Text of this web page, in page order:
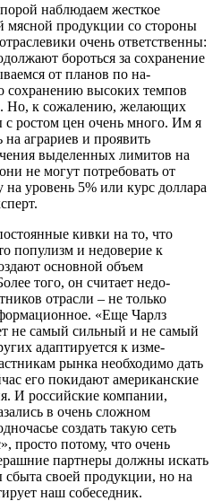
наблюдаем жесткое
мясной продукции со сто­роны
очень ответственны:
бо­роться за сохранение
от планов по на­
высоких темпов
Но, к сожалению, желаю­щих
с ро­стом цен очень много. Им я
аграриев и про­явить
выделенных лимитов на
не могут потре­бовать от
на уровень 5% или курс доллара
кивки на то, что
популизм и недоверие к
основной объем
того, он считает недо­
от­расли – не только
«Еще Чарлз
не самый сильный и не самый
адаптируется к изме­
рынка необходимо дать
его покидают амери­канские
И российские компании,
в очень слож­ном
создать такую сеть
просто потому, что очень
партнеры должны искать
сбыта своей продукции, но на
наш собеседник.